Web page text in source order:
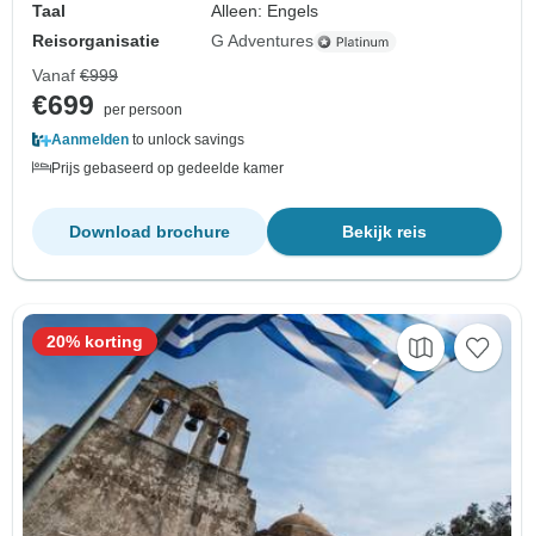
Taal
Alleen: Engels
Reisorganisatie
G Adventures
Vanaf €999
€699
per persoon
Aanmelden to unlock savings
Prijs gebaseerd op gedeelde kamer
Bekijk reis
Download brochure
20% korting